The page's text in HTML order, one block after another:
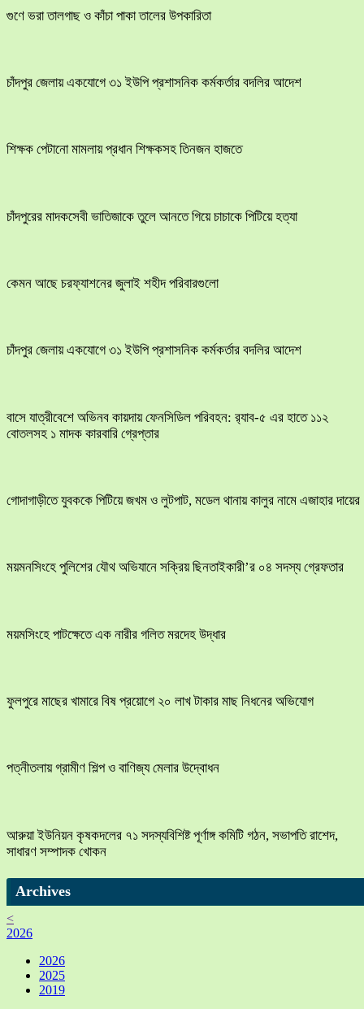
গুণে ভরা তালগাছ ও কাঁচা পাকা তালের উপকারিতা
চাঁদপুর জেলায় একযোগে ৩১ ইউপি প্রশাসনিক কর্মকর্তার বদলির আদেশ
শিক্ষক পেটানো মামলায় প্রধান শিক্ষকসহ তিনজন হাজতে
চাঁদপুরের মাদকসেবী ভাতিজাকে তুলে আনতে গিয়ে চাচাকে পিটিয়ে হত্যা
কেমন আছে চরফ্যাশনের জুলাই শহীদ পরিবারগুলো
চাঁদপুর জেলায় একযোগে ৩১ ইউপি প্রশাসনিক কর্মকর্তার বদলির আদেশ
বাসে যাত্রীবেশে অভিনব কায়দায় ফেনসিডিল পরিবহন: র‍্যাব-৫ এর হাতে ১১২
বোতলসহ ১ মাদক কারবারি গ্রেপ্তার
​গোদাগাড়ীতে যুবককে পিটিয়ে জখম ও লুটপাট, মডেল থানায় কালুর নামে এজাহার দায়ের
ময়মনসিংহে পুলিশের যৌথ অভিযানে সক্রিয় ছিনতাইকারী’র ০৪ সদস্য গ্রেফতার
ময়মসিংহে পাটক্ষেতে এক নারীর গলিত মরদেহ উদ্ধার
ফুলপুরে মাছের খামারে বিষ প্রয়োগে ২০ লাখ টাকার মাছ নিধনের অভিযোগ
পত্নীতলায় গ্রামীণ শিল্প ও বাণিজ্য মেলার উদ্বোধন
আরুয়া ইউনিয়ন কৃষকদলের ৭১ সদস্যবিশিষ্ট পূর্ণাঙ্গ কমিটি গঠন, সভাপতি রাশেদ,
সাধারণ সম্পাদক খোকন
Archives
<
2026
2026
2025
2019